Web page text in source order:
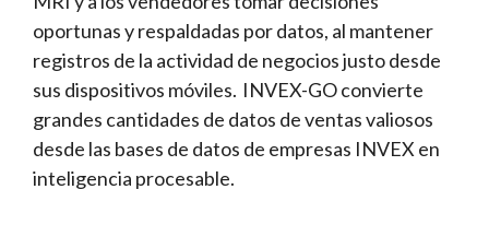
oportunas y respaldadas por datos, al mantener
registros de la actividad de negocios justo desde
sus dispositivos móviles. INVEX-GO convierte
grandes cantidades de datos de ventas valiosos
desde las bases de datos de empresas INVEX en
inteligencia procesable.